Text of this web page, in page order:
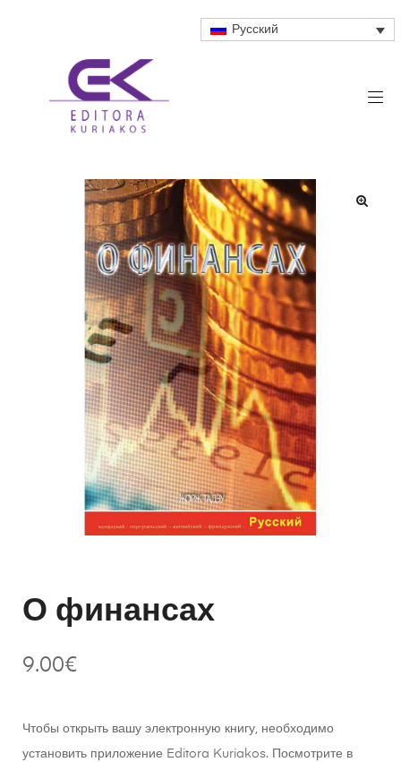
Русский
О финансах
9.00€
Чтобы открыть вашу электронную книгу, необходимо
установить приложение Editora Kuriakos. Посмотрите в